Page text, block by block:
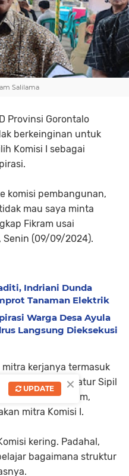
Salilama
Provinsi Gorontalo
berkeinginan untuk
Komisi I sebagai
komisi pembangunan,
mau saya minta
Fikram usai
Senin (09/09/2024).
Indriani Dunda
Tanaman Elektrik
Warga Desa Ayula
Langsung Dieksekusi
mitra kerjanya termasuk
seluruh Aparatur Sipil
serta hukum,
mitra Komisi I.
kering. Padahal,
bagaimana struktur
×
UPDATE